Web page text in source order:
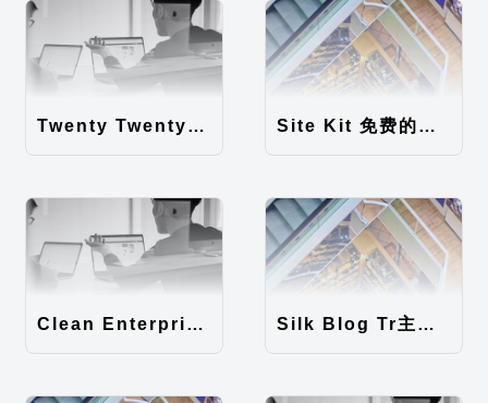
Twenty Twenty-Five 免费的WordPress内容主题 Site Kit 免费的WordPress数据统计插件
Clean Enterprise主题汉化包 Silk Blog Tr主题汉化包